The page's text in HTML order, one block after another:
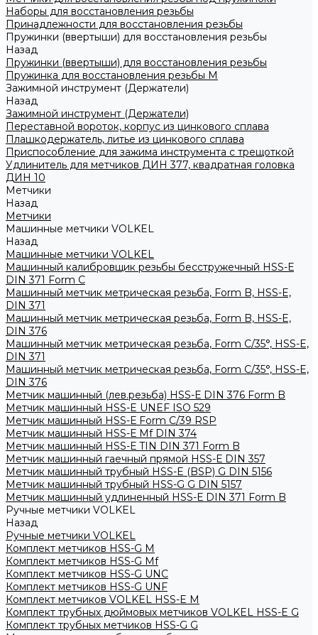
Наборы для восстановления резьбы
Принадлежности для восстановления резьбы
Пружинки (ввертыши) для восстановления резьбы
Назад
Пружинки (ввертыши) для восстановления резьбы
Пружинка для восстановления резьбы M
Зажимной инструмент (Держатели)
Назад
Зажимной инструмент (Держатели)
Переставной вороток, корпус из цинкового сплава
Плашкодержатель, литье из цинкового сплава
Приспособление для зажима инструмента с трещоткой
Удлинитель для метчиков ДИН 377, квадратная головка
ДИН 10
Метчики
Назад
Метчики
Машинные метчики VOLKEL
Назад
Машинные метчики VOLKEL
Машинный калибровщик резьбы бесстружечный HSS-Е
DIN 371 Form C
Машинный метчик метрическая резьба, Form B, HSS-E,
DIN 371
Машинный метчик метрическая резьба, Form B, HSS-E,
DIN 376
Машинный метчик метрическая резьба, Form С/35°, HSS-E,
DIN 371
Машинный метчик метрическая резьба, Form С/35°, HSS-E,
DIN 376
Метчик машинный (лев.резьба) HSS-Е DIN 376 Form B
Метчик машинный HSS-E UNEF ISO 529
Метчик машинный HSS-Е Form C/39 RSP
Метчик машинный HSS-Е Mf DIN 374
Метчик машинный HSS-Е TIN DIN 371 Form B
Метчик машинный гаечный прямой HSS-Е DIN 357
Метчик машинный трубный HSS-E (BSP) G DIN 5156
Метчик машинный трубный HSS-G G DIN 5157
Метчик машинный удлиненный HSS-Е DIN 371 Form B
Ручные метчики VOLKEL
Назад
Ручные метчики VOLKEL
Комплект метчиков HSS-G M
Комплект метчиков HSS-G Mf
Комплект метчиков HSS-G UNC
Комплект метчиков HSS-G UNF
Комплект метчиков VOLKEL HSS-E M
Комплект трубных дюймовых метчиков VOLKEL HSS-E G
Комплект трубных метчиков HSS-G G